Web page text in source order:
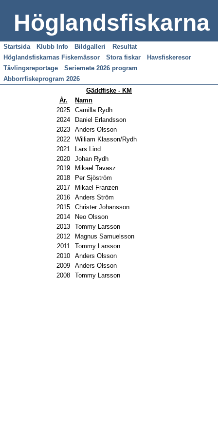
Höglandsfiskarna
Startsida Klubb Info Bildgalleri
Resultat
Höglandsfiskarnas Fiskemässor
Stora fiskar
Havsfiskeresor
Tävlingsreportage
Seriemete 2026 program
Abborrfiskeprogram 2026
Gäddfiske - KM
År.
Namn
2025
Camilla Rydh
2024
Daniel Erlandsson
2023
Anders Olsson
2022
William Klasson/Rydh
2021
Lars Lind
2020
Johan Rydh
2019
Mikael Tavasz
2018
Per Sjöström
2017
Mikael Franzen
2016
Anders Ström
2015
Christer Johansson
2014
Neo Olsson
2013
Tommy Larsson
2012
Magnus Samuelsson
2011
Tommy Larsson
2010
Anders Olsson
2009
Anders Olsson
2008
Tommy Larsson